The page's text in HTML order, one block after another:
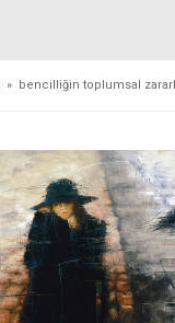
» bencilliğin toplumsal